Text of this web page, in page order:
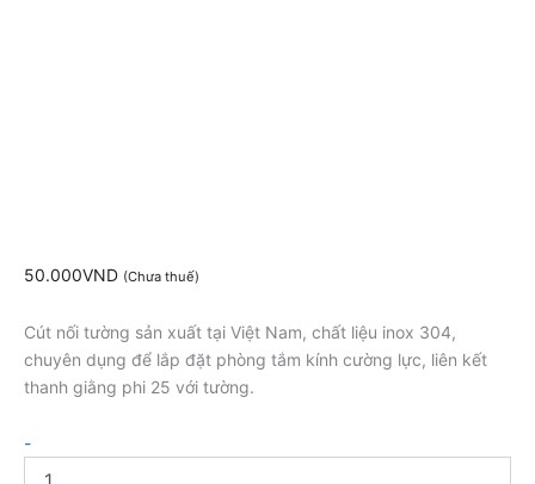
50.000VND (Chưa thuế)
Cút nối tường sản xuất tại Việt Nam, chất liệu inox 304,
chuyên dụng để lắp đặt phòng tắm kính cường lực, liên kết
thanh giằng phi 25 với tường.
-